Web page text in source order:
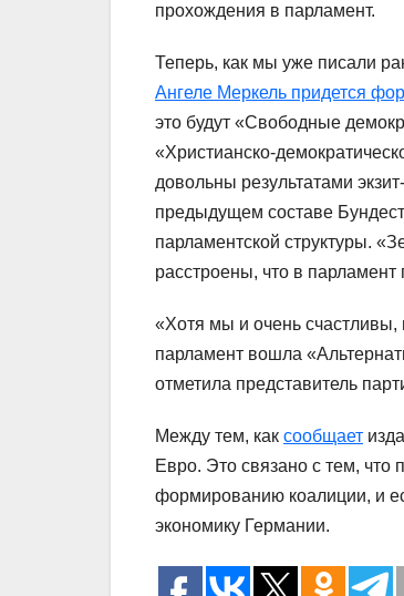
прохождения в парламент.
Теперь, как мы уже писали
Ангеле Меркель придется
это будут «Свободные
«Христианско-
довольны результатами
предыдущем составе
парламентской структуры.
расстроены, что в
«Хотя мы и очень счастливы,
парламент вошла
отметила представитель
Между тем, как сообщает
Евро. Это связано с тем, что
формированию коалиции, и
экономику Германии.